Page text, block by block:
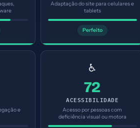
Adaptação do site para celulares e
tablets
Perfeito
e
♿
72
ACESSIBILIDADE
Acesso por pessoas com
deficiência visual ou motora